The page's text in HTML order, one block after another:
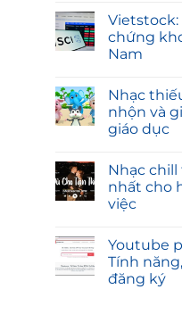
chứng
Nam
Nhạc
nhộn và
giáo dục
Nhạc
nhất cho
việc
Youtube
Tính
đăng ký